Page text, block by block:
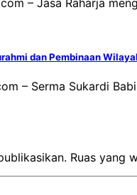
– Jasa Raharja
dan Pembinaan
– Serma Sukardi
Ruas yang